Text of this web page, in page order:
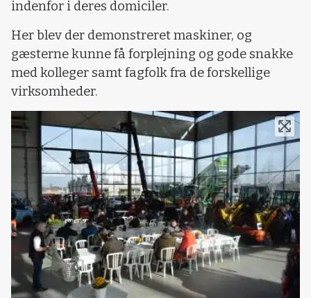
indenfor i deres domiciler.
Her blev der demonstreret maskiner, og
gæsterne kunne få forplejning og gode snakke
med kolleger samt fagfolk fra de forskellige
virksomheder.